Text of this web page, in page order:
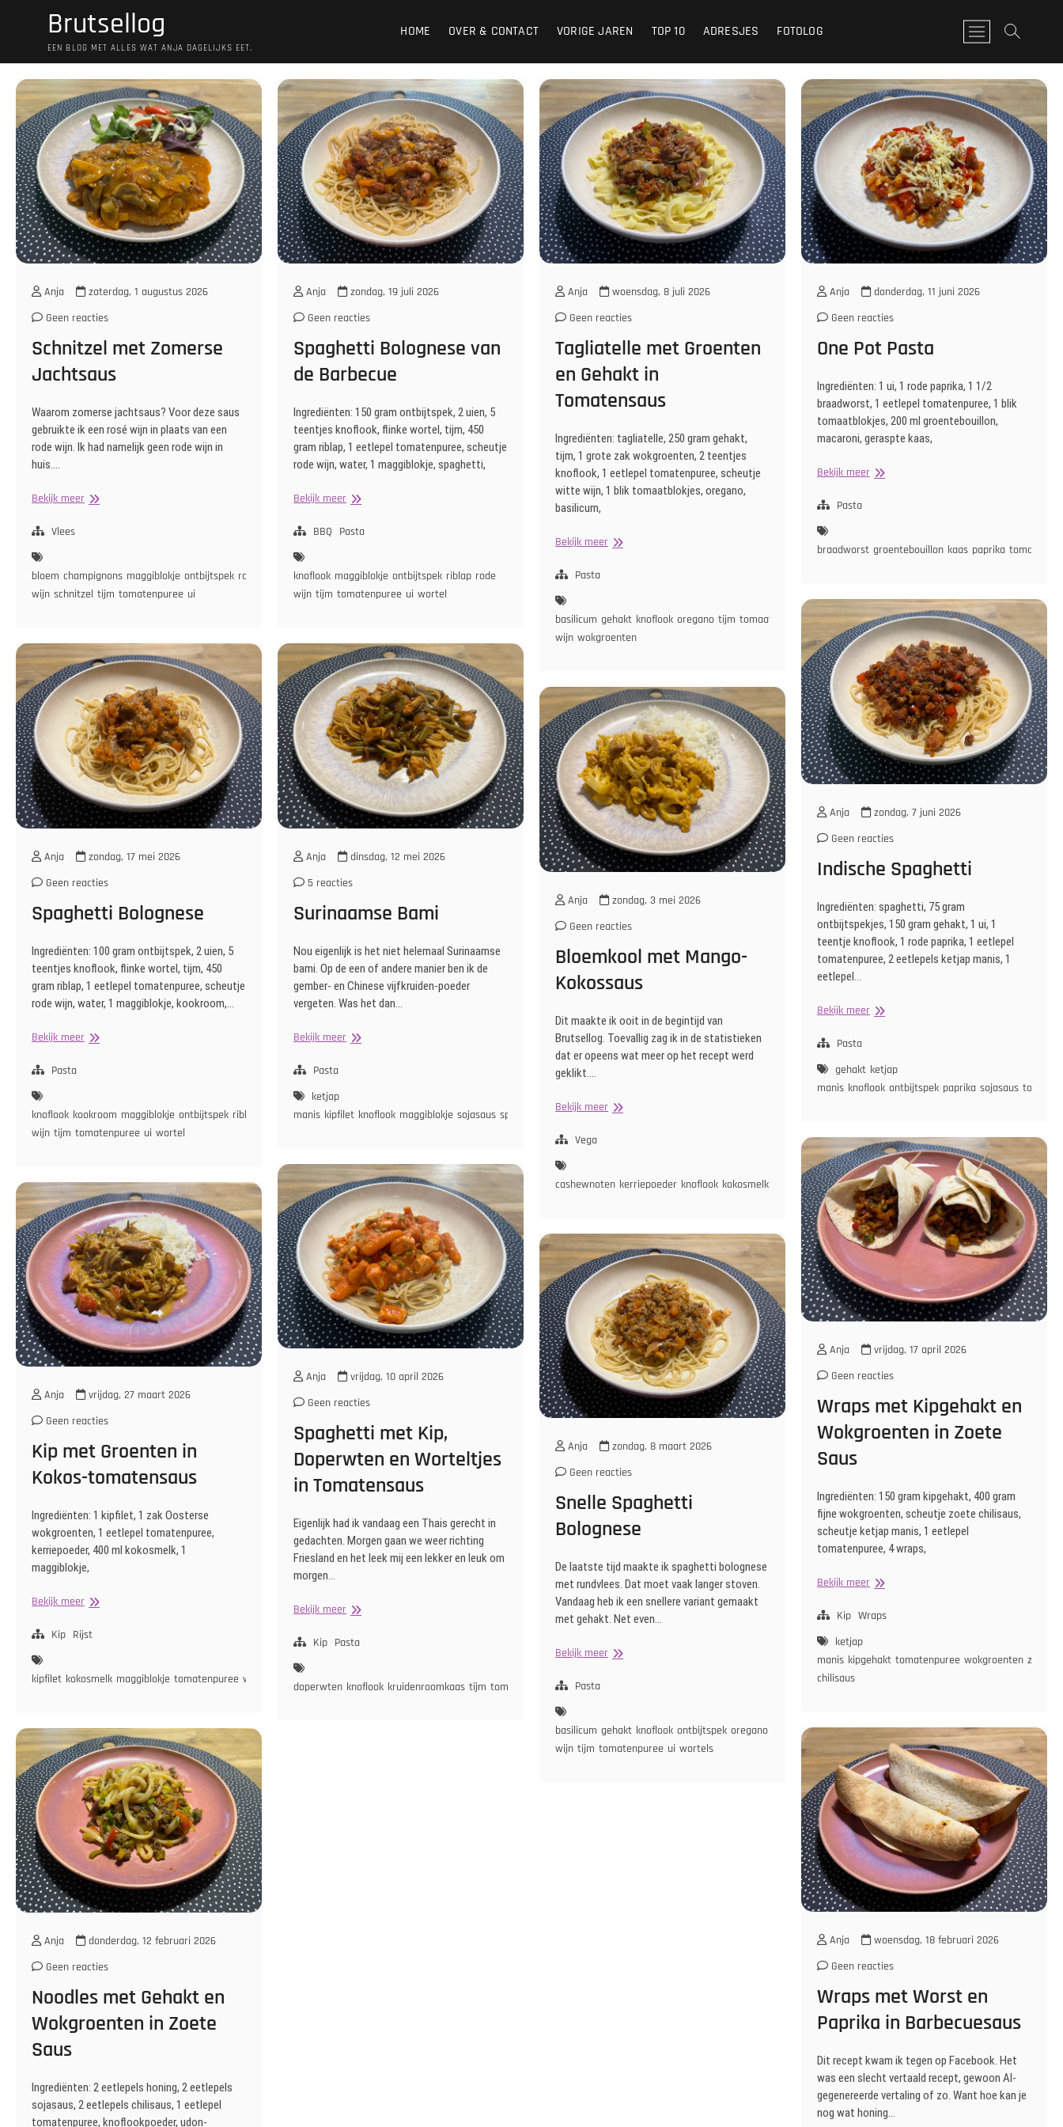
Brutsellog
EEN BLOG MET ALLES WAT ANJA DAGELIJKS EET.
HOME OVER & CONTACT VORIGE JAREN TOP 10 ADRESJES FOTOLOG
M
e
n
u
k
o
p
Anja
zaterdag, 1 augustus 2026
Geen reacties
Schnitzel met Zomerse
Jachtsaus
Waarom zomerse jachtsaus? Voor deze saus
gebruikte ik een rosé wijn in plaats van een
rode wijn. Ik had namelijk geen rode wijn in
huis.…
Bekijk meerSchnitzel
Vlees
bloem champignons maggiblokje ontbijtspek rose
wijn schnitzel tijm tomatenpuree ui
Anja
zondag, 19 juli 2026
Geen reacties
Spaghetti Bolognese van
de Barbecue
Ingrediënten: 150 gram ontbijtspek, 2 uien, 5
teentjes knoflook, flinke wortel, tijm, 450
gram riblap, 1 eetlepel tomatenpuree, scheutje
rode wijn, water, 1 maggiblokje, spaghetti,
Bekijk meerSpaghetti
van
BBQ Pasta
knoflook maggiblokje ontbijtspek riblap rode
wijn tijm tomatenpuree ui wortel
Anja
woensdag, 8 juli 2026
Geen reacties
Tagliatelle met Groenten
en Gehakt in
Tomatensaus
Ingrediënten: tagliatelle, 250 gram gehakt,
tijm, 1 grote zak wokgroenten, 2 teentjes
knoflook, 1 eetlepel tomatenpuree, scheutje
witte wijn, 1 blik tomaatblokjes, oregano,
basilicum,
Bekijk meerTagliatelle
in
Tomatensaus
Pasta
basilicum gehakt knoflook oregano tijm tomaat tomatenpuree witte
wijn wokgroenten
Anja
donderdag, 11 juni 2026
Geen reacties
One Pot Pasta
Ingrediënten: 1 ui, 1 rode paprika, 1 1/2
braadworst, 1 eetlepel tomatenpuree, 1 blik
tomaatblokjes, 200 ml groentebouillon,
macaroni, geraspte kaas,
Bekijk meerOne
Pasta
braadworst groentebouillon kaas paprika tomaat
Anja
zondag, 7 juni 2026
Geen reacties
Indische Spaghetti
Ingrediënten: spaghetti, 75 gram
ontbijtspekjes, 150 gram gehakt, 1 ui, 1
teentje knoflook, 1 rode paprika, 1 eetlepel
tomatenpuree, 2 eetlepels ketjap manis, 1
eetlepel…
Bekijk meerIndische
Pasta
gehakt ketjap
manis knoflook ontbijtspek paprika sojasaus
Anja
zondag, 17 mei 2026
Geen reacties
Spaghetti Bolognese
Ingrediënten: 100 gram ontbijtspek, 2 uien, 5
teentjes knoflook, flinke wortel, tijm, 450
gram riblap, 1 eetlepel tomatenpuree, scheutje
rode wijn, water, 1 maggiblokje, kookroom,…
Bekijk meerSpaghetti
Pasta
knoflook kookroom maggiblokje ontbijtspek riblap
wijn tijm tomatenpuree ui wortel
Anja
dinsdag, 12 mei 2026
5 reacties
Surinaamse Bami
Nou eigenlijk is het niet helemaal Surinaamse
bami. Op de een of andere manier ben ik de
gember- en Chinese vijfkruiden-poeder
vergeten. Was het dan…
Bekijk meerSurinaamse
Pasta
ketjap
manis kipfilet knoflook maggiblokje sojasaus sperziebonen tomatenpuree
Anja
zondag, 3 mei 2026
Geen reacties
Bloemkool met Mango-
Kokossaus
Dit maakte ik ooit in de begintijd van
Brutsellog. Toevallig zag ik in de statistieken
dat er opeens wat meer op het recept werd
geklikt.…
Bekijk meerBloemkool
Vega
cashewnoten kerriepoeder knoflook kokosmelk mangochutney tomatenpuree ui
Anja
vrijdag, 17 april 2026
Geen reacties
Wraps met Kipgehakt en
Wokgroenten in Zoete
Saus
Ingrediënten: 150 gram kipgehakt, 400 gram
fijne wokgroenten, scheutje zoete chilisaus,
scheutje ketjap manis, 1 eetlepel
tomatenpuree, 4 wraps,
Bekijk meerWraps
Kipgehakt
in
Kip Wraps
ketjap
manis kipgehakt tomatenpuree wokgroenten zoete
chilisaus
Anja
vrijdag, 10 april 2026
Geen reacties
Spaghetti met Kip,
Doperwten en Worteltjes
in Tomatensaus
Eigenlijk had ik vandaag een Thais gerecht in
gedachten. Morgen gaan we weer richting
Friesland en het leek mij een lekker en leuk om
morgen…
Bekijk meerSpaghetti
Kip,
Worteltjes
Kip Pasta
doperwten knoflook kruidenroomkaas tijm tomaat tomatenpuree ui
Anja
vrijdag, 27 maart 2026
Geen reacties
Kip met Groenten in
Kokos-tomatensaus
Ingrediënten: 1 kipfilet, 1 zak Oosterse
wokgroenten, 1 eetlepel tomatenpuree,
kerriepoeder, 400 ml kokosmelk, 1
maggiblokje,
Bekijk meerKip
Groenten
tomatensaus
Kip Rijst
kipfilet kokosmelk maggiblokje tomatenpuree wokgroenten
Anja
zondag, 8 maart 2026
Geen reacties
Snelle Spaghetti
Bolognese
De laatste tijd maakte ik spaghetti bolognese
met rundvlees. Dat moet vaak langer stoven.
Vandaag heb ik een snellere variant gemaakt
met gehakt. Net even…
Bekijk meerSnelle
Pasta
basilicum gehakt knoflook ontbijtspek oregano
wijn tijm tomatenpuree ui wortels
Anja
woensdag, 18 februari 2026
Geen reacties
Wraps met Worst en
Paprika in Barbecuesaus
Dit recept kwam ik tegen op Facebook. Het
was een slecht vertaald recept, gewoon AI-
gegenereerde vertaling of zo. Want hoe kan je
nog wat honing…
Anja
donderdag, 12 februari 2026
Geen reacties
Noodles met Gehakt en
Wokgroenten in Zoete
Saus
Ingrediënten: 2 eetlepels honing, 2 eetlepels
sojasaus, 2 eetlepels chilisaus, 1 eetlepel
tomatenpuree, knoflookpoeder, udon-